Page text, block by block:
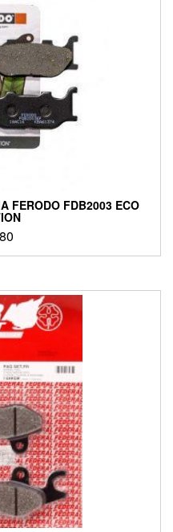
FERODO FDB2003 ECO